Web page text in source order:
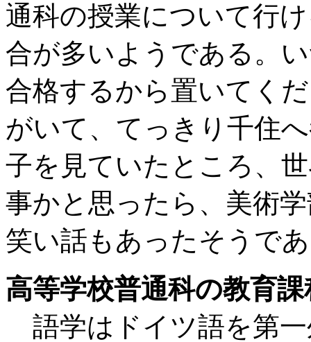
通科の授業について行
合が多いようである。
合格するから置いてく
がいて、てっきり千住
子を見ていたところ、
事かと思ったら、美術
笑い話もあったそうで
高等学校普通科の教育課
語学はドイツ語を第